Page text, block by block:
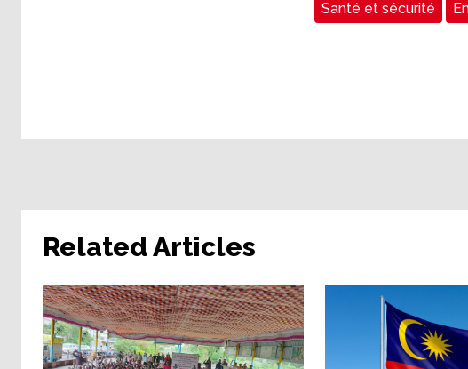
Santé et sécurité
Related Articles